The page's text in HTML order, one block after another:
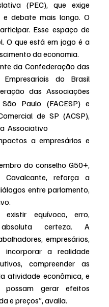
(PEC), que exige
debate mais longo. O
Esse espaço de
O que está em jogo é a
da economia.
da Confederação das
do Brasil
das Associações
Paulo (FACESP) e
de SP (ACSP),
Associativo
a empresários e
do conselho G50+,
Cavalcante, reforça a
entre parlamento,
equívoco, erro,
absoluta certeza. A
empresários,
incorporar a realidade
compreender as
atividade econômica, e
gerar efeitos
e preços”, avalia.